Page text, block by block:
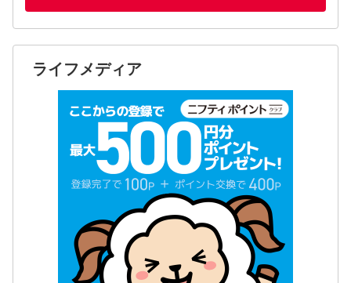
ライフメディア